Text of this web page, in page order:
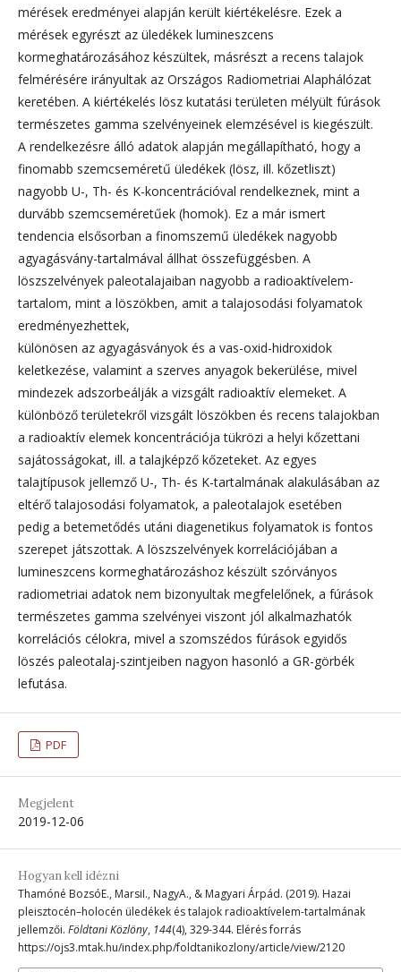
mérések eredményei alapján került kiértékelésre. Ezek a
mérések egyrészt az üledékek lumineszcens
kormeghatározásához készültek, másrészt a recens talajok
felmérésére irányultak az Országos Radiometriai Alaphálózat
keretében. A kiértékelés lösz kutatási területen mélyült fúrások
természetes gamma szelvényeinek elemzésével is kiegészült.
A rendelkezésre álló adatok alapján megállapítható, hogy a
finomabb szemcseméretű üledékek (lösz, ill. kőzetliszt)
nagyobb U-, Th- és K-koncentrációval rendelkeznek, mint a
durvább szemcseméretűek (homok). Ez a már ismert
tendencia elsősorban a finomszemű üledékek nagyobb
agyagásvány-tartalmával állhat összefüggésben. A
löszszelvények paleotalajaiban nagyobb a radioaktívelem-
tartalom, mint a löszökben, amit a talajosodási folyamatok
eredményezhettek,
különösen az agyagásványok és a vas-oxid-hidroxidok
keletkezése, valamint a szerves anyagok bekerülése, mivel
mindezek adszorbeálják a vizsgált radioaktív elemeket. A
különböző területekről vizsgált löszökben és recens talajokban
a radioaktív elemek koncentrációja tükrözi a helyi kőzettani
sajátosságokat, ill. a talajképző kőzeteket. Az egyes
talajtípusok jellemző U-, Th- és K-tartalmának alakulásában az
eltérő talajosodási folyamatok, a paleotalajok esetében
pedig a betemetődés utáni diagenetikus folyamatok is fontos
szerepet játszottak. A löszszelvények korrelációjában a
lumineszcens kormeghatározáshoz készült szórványos
radiometriai adatok nem bizonyultak megfelelőnek, a fúrások
természetes gamma szelvényei viszont jól alkalmazhatók
korrelációs célokra, mivel a szomszédos fúrások egyidős
löszés paleotalaj-szintjeiben nagyon hasonló a GR-görbék
lefutása.
PDF
Megjelent
2019-12-06
Hogyan kell idézni
Thamóné BozsóE., MarsiI., NagyA., & Magyari Árpád. (2019). Hazai
pleisztocén–holocén üledékek és talajok radioaktívelem-tartalmának
jellemzői. Földtani Közlöny, 144(4), 329-344. Elérés forrás
https://ojs3.mtak.hu/index.php/foldtanikozlony/article/view/2120